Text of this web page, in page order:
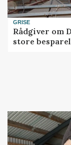
GRISE
Rådgiver om
store